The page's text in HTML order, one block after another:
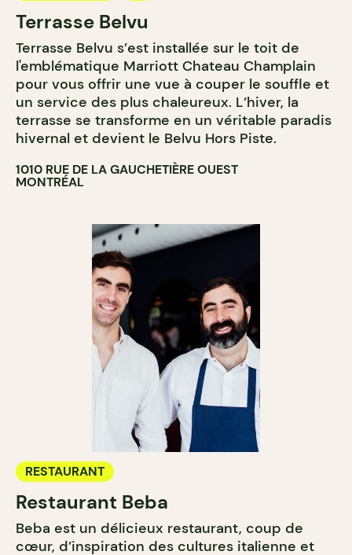
BAR
BAR À COCKTAIL
Terrasse Belvu
Terrasse Belvu s’est installée sur le toit de
l'emblématique Marriott Chateau Champlain
pour vous offrir une vue à couper le souffle et
un service des plus chaleureux. L’hiver, la
terrasse se transforme en un véritable paradis
hivernal et devient le Belvu Hors Piste.
1010 RUE DE LA GAUCHETIÈRE OUEST
MONTRÉAL
RESTAURANT
Restaurant Beba
Beba est un délicieux restaurant, coup de
cœur, d’inspiration des cultures italienne et